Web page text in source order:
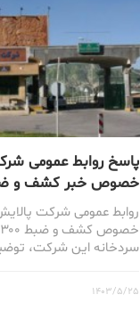
پاسخ روابط عمومی
خصوص خبر کشف و
روابط عمومی شرکت
سردخانه این شرکت،
1403/5/25